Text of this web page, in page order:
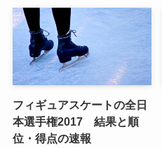
フィギュアスケートの全日
本選手権2017 結果と順
位・得点の速報